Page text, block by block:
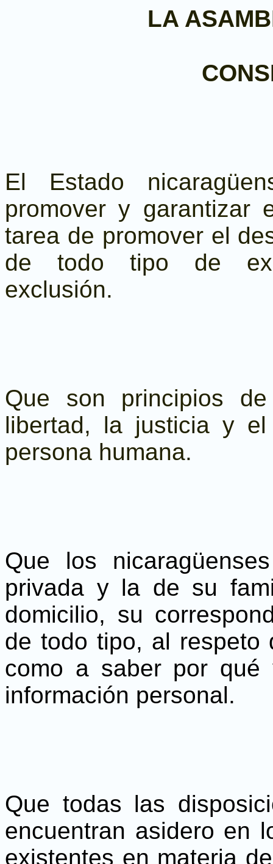
LA
El Estado
promover y garantizar
tarea de promover el
de todo tipo de
exclusión.
Que son principios
libertad, la justicia y
persona humana.
Que los
privada y la de su
domicilio, su
de todo tipo, al respeto
como a saber por
información personal.
Que todas las
encuentran asidero en
existentes en materia